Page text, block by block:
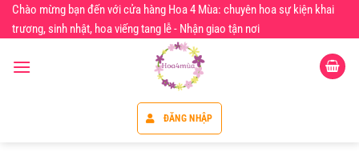
Chuyển
đến
dung
Chào mừng bạn đến với cửa hàng Hoa 4 Mùa: chuyên hoa sự kiện khai
trương, sinh nhật, hoa viếng tang lễ - Nhận giao tận nơi
ĐĂNG NHẬP